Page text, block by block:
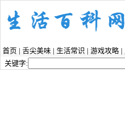
首页 舌尖美味 生活常识 游戏攻略
关键字: